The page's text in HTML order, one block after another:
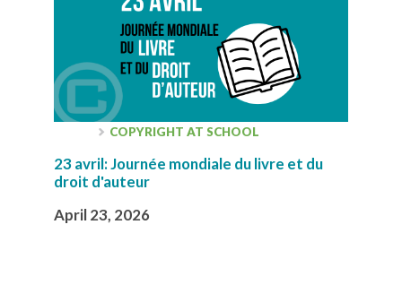
COPYRIGHT AT SCHOOL
23 avril: Journée mondiale du livre et du
droit d'auteur
April 23, 2026